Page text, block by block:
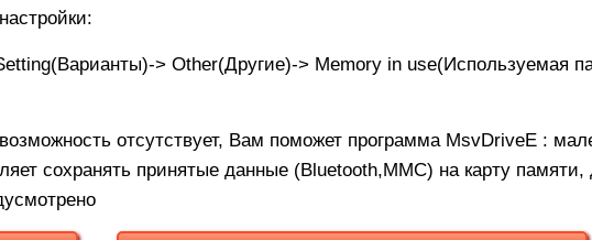
> Other(Другие)-> Memory in use(Используемая
отсутствует, Вам поможет программа MsvDriveE :
сохранять принятые данные (Bluetooth,ММС) на карту памяти,